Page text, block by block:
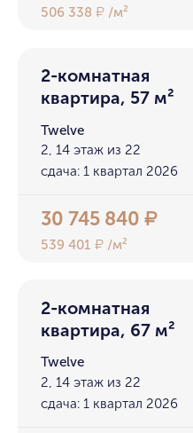
506 338₽ /м²
2-комнатная
квартира, 57 м²
Twelve
2, 14 этаж из 22
сдача: 1 квартал 2026
30 745 840₽
539 401₽ /м²
2-комнатная
квартира, 67 м²
Twelve
2, 14 этаж из 22
сдача: 1 квартал 2026